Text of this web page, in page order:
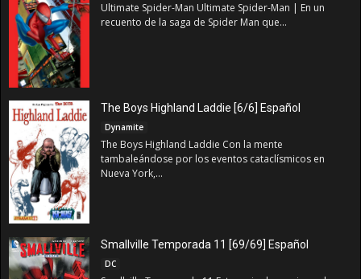
Ultimate Spider-Man Ultimate Spider-Man | En un
recuento de la saga de Spider Man que...
The Boys Highland Laddie [6/6] Español
Dynamite
The Boys Highland Laddie Con la mente
tambaleándose por los eventos cataclísmicos en
Nueva York,...
Smallville Temporada 11 [69/69] Español
DC